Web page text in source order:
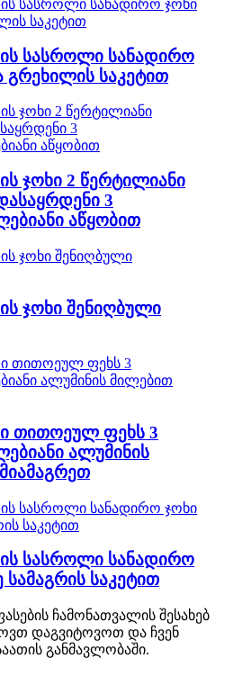
სასროლი სანადირო
გრეხილის საკეტით
ჯოხი 2 წერტილიანი
3
აწყობით
ჯოხი შენიღბული
თითოეულ ფეხს 3
ალუმინის
სასროლი სანადირო
სამაგრის საკეტით
ჩამონათვალის შესახებ
დაგვიტოვოთ და ჩვენ
განმავლობაში.